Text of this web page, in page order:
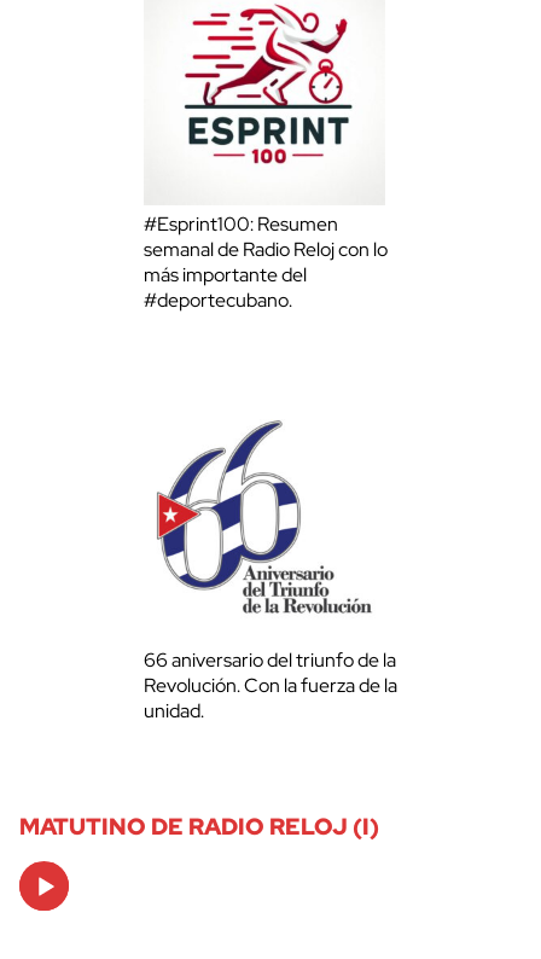
#Esprint100: Resumen
semanal de Radio Reloj con lo
más importante del
#deportecubano.
66 aniversario del triunfo de la
Revolución. Con la fuerza de la
unidad.
MATUTINO DE RADIO RELOJ (I)
Audio
Player